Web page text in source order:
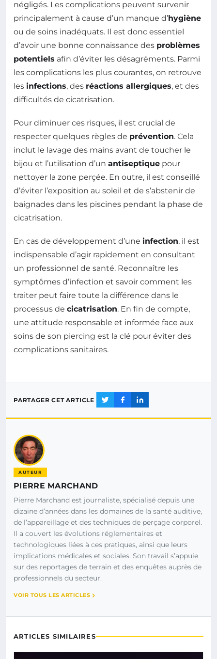
négligés. Les complications peuvent survenir
principalement à cause d’un manque d’hygiène
ou de soins inadéquats. Il est donc essentiel
d’avoir une bonne connaissance des problèmes
potentiels afin d’éviter les désagréments. Parmi
les complications les plus courantes, on retrouve
les infections, des réactions allergiques, et des
difficultés de cicatrisation.
Pour diminuer ces risques, il est crucial de
respecter quelques règles de prévention. Cela
inclut le lavage des mains avant de toucher le
bijou et l’utilisation d’un antiseptique pour
nettoyer la zone perçée. En outre, il est conseillé
d’éviter l’exposition au soleil et de s’abstenir de
baignades dans les piscines pendant la phase de
cicatrisation.
En cas de développement d’une infection, il est
indispensable d’agir rapidement en consultant
un professionnel de santé. Reconnaître les
symptômes d’infection et savoir comment les
traiter peut faire toute la différence dans le
processus de cicatrisation. En fin de compte,
une attitude responsable et informée face aux
soins de son piercing est la clé pour éviter des
complications sanitaires.
PARTAGER CET ARTICLE
AUTEUR
PIERRE MARCHAND
Pierre Marchand est journaliste, spécialisé depuis une
dizaine d’années dans les domaines de la santé auditive,
de l’appareillage et des techniques de perçage corporel.
Il a couvert les évolutions réglementaires et
technologiques liées à ces pratiques, ainsi que leurs
implications médicales et sociales. Son travail s’appuie
sur des reportages de terrain et des enquêtes auprès de
professionnels du secteur.
VOIR TOUS LES ARTICLES
ARTICLES SIMILAIRES